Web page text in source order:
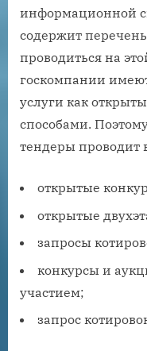
информационной
содержит
проводиться на
госкомпании
услуги как
способами.
тендеры проводит
открытые
открытые
запросы
конкурсы и
участием;
запрос